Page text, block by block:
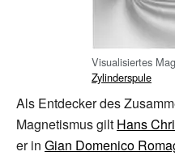
Visualisiertes
Zylinderspule
Als Entdecker des
Magnetismus gilt Hans
er in Gian Domenico